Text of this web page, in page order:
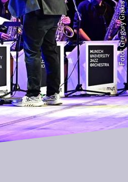
Foto: Gregory Giakis